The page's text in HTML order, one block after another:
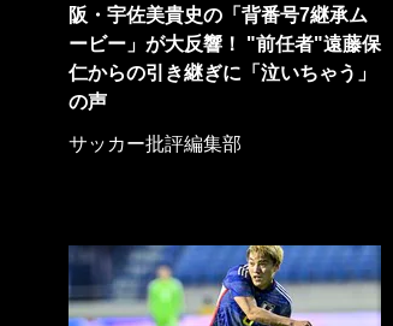
阪・宇佐美貴史の「背番号7継承ム
ービー」が大反響！ "前任者"遠藤保
仁からの引き継ぎに「泣いちゃう」
の声
サッカー批評編集部